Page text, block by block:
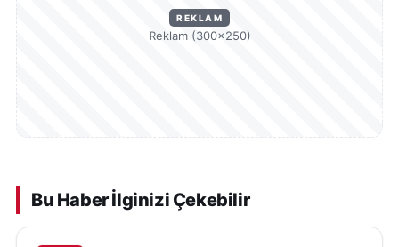
REKLAM
Reklam (300×250)
Bu Haber İlginizi Çekebilir